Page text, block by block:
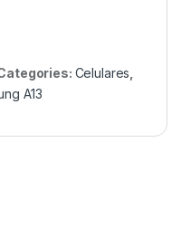
Celulares
A13